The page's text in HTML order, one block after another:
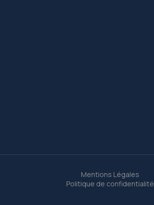
Mentions Légales
Politique de confidentialité